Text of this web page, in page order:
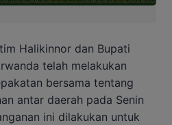
Halikinnor dan Bupati
telah melakukan
bersama tentang
antar daerah pada Senin
ini dilakukan untuk